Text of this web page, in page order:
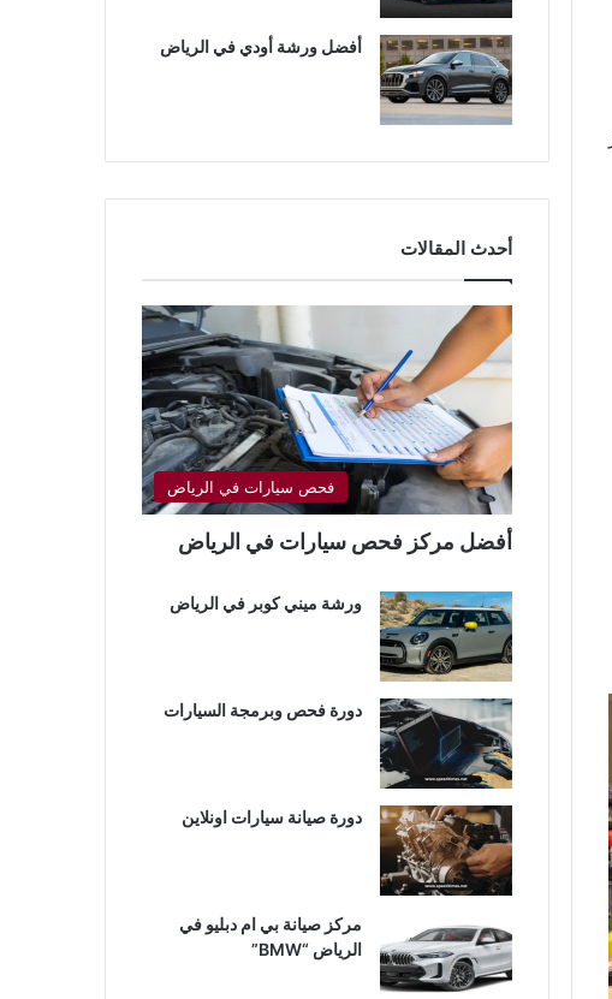
أفضل ورشة أودي في الرياض
أحدث المقالات
فحص سيارات في الرياض
أفضل مركز فحص سيارات في الرياض
ورشة ميني كوبر في الرياض
دورة فحص وبرمجة السيارات
دورة صيانة سيارات اونلاين
مركز صيانة بي ام دبليو في
الرياض “BMW”